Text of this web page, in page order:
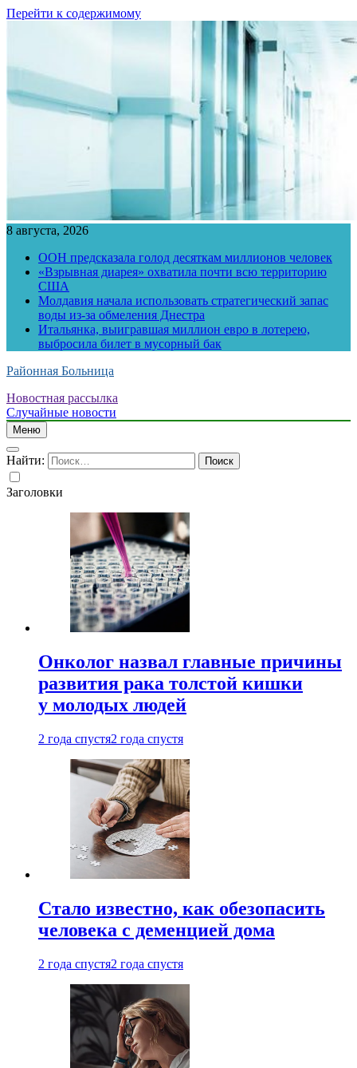
Перейти к содержимому
8 августа, 2026
ООН предсказала голод десяткам миллионов человек
«Взрывная диарея» охватила почти всю территорию
США
Молдавия начала использовать стратегический запас
воды из-за обмеления Днестра
Итальянка, выигравшая миллион евро в лотерею,
выбросила билет в мусорный бак
Районная Больница
Новостная рассылка
Случайные новости
Меню
Найти:
Заголовки
Онколог назвал главные причины
развития рака толстой кишки
у молодых людей
2 года спустя2 года спустя
Стало известно, как обезопасить
человека с деменцией дома
2 года спустя2 года спустя